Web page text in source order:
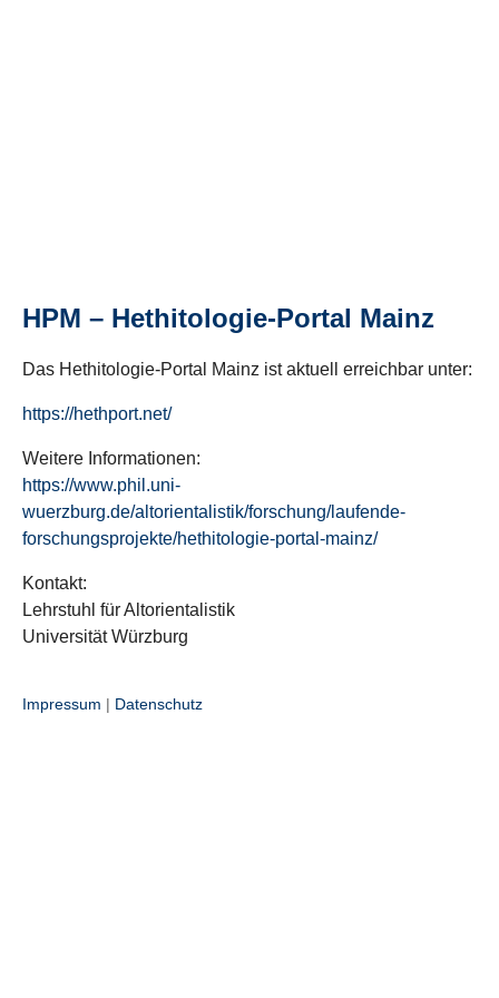
HPM – Hethitologie-Portal Mainz
Das Hethitologie-Portal Mainz ist aktuell erreichbar unter:
https://hethport.net/
Weitere Informationen:
https://www.phil.uni-
wuerzburg.de/altorientalistik/forschung/laufende-
forschungsprojekte/hethitologie-portal-mainz/
Kontakt:
Lehrstuhl für Altorientalistik
Universität Würzburg
Impressum | Datenschutz